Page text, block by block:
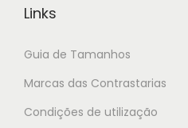
Links
Guia de Tamanhos
Marcas das Contrastarias
Condições de utilização